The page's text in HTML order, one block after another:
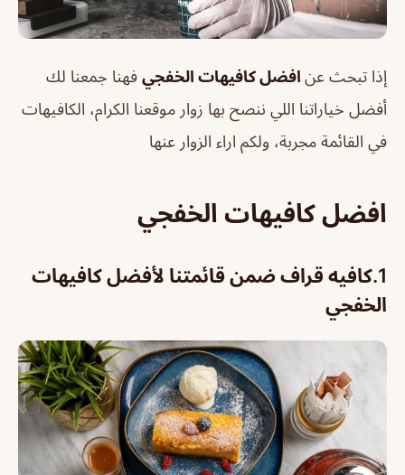
إذا تبحث عن افضل كافيهات الخفجي فهنا جمعنا لك
أفضل خياراتنا اللي ننصح بها زوار موقعنا الكرام، الكافيهات
في القائمة مجربة، ولكم اراء الزوار عنها
افضل كافيهات الخفجي
1. كافيه قراف ضمن قائمتنا لأفضل كافيهات
الخفجي